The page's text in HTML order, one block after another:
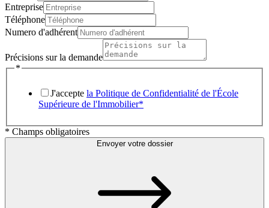
Entreprise
Téléphone
Numero d'adhérent
Précisions sur la demande
*
J'accepte la Politique de Confidentialité de l'École
Supérieure de l'Immobilier*
* Champs obligatoires
Envoyer votre dossier